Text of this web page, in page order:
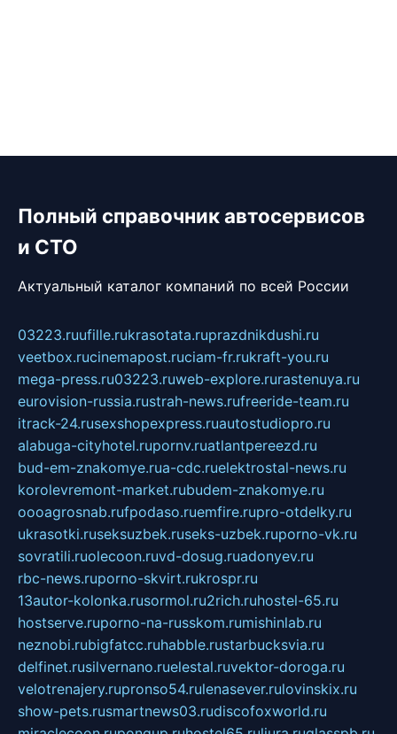
Полный справочник автосервисов
и СТО
Актуальный каталог компаний по всей России
03223.ruufille.rukrasotata.ruprazdnikdushi.ru
veetbox.rucinemapost.ruciam-fr.rukraft-you.ru
mega-press.ru03223.ruweb-explore.rurastenuya.ru
eurovision-russia.rustrah-news.rufreeride-team.ru
itrack-24.rusexshopexpress.ruautostudiopro.ru
alabuga-cityhotel.rupornv.ruatlantpereezd.ru
bud-em-znakomye.rua-cdc.ruelektrostal-news.ru
korolevremont-market.rubudem-znakomye.ru
oooagrosnab.rufpodaso.ruemfire.rupro-otdelky.ru
ukrasotki.ruseksuzbek.ruseks-uzbek.ruporno-vk.ru
sovratili.ruolecoon.ruvd-dosug.ruadonyev.ru
rbc-news.ruporno-skvirt.rukrospr.ru
13autor-kolonka.rusormol.ru2rich.ruhostel-65.ru
hostserve.ruporno-na-russkom.rumishinlab.ru
neznobi.rubigfatcc.ruhabble.rustarbucksvia.ru
delfinet.rusilvernano.ruelestal.ruvektor-doroga.ru
velotrenajery.rupronso54.rulenasever.rulovinskix.ru
show-pets.rusmartnews03.rudiscofoxworld.ru